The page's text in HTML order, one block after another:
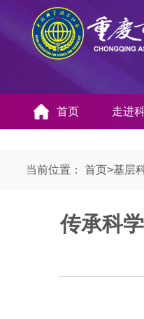
首页 走进
当前位置： 首页>基层
传承科